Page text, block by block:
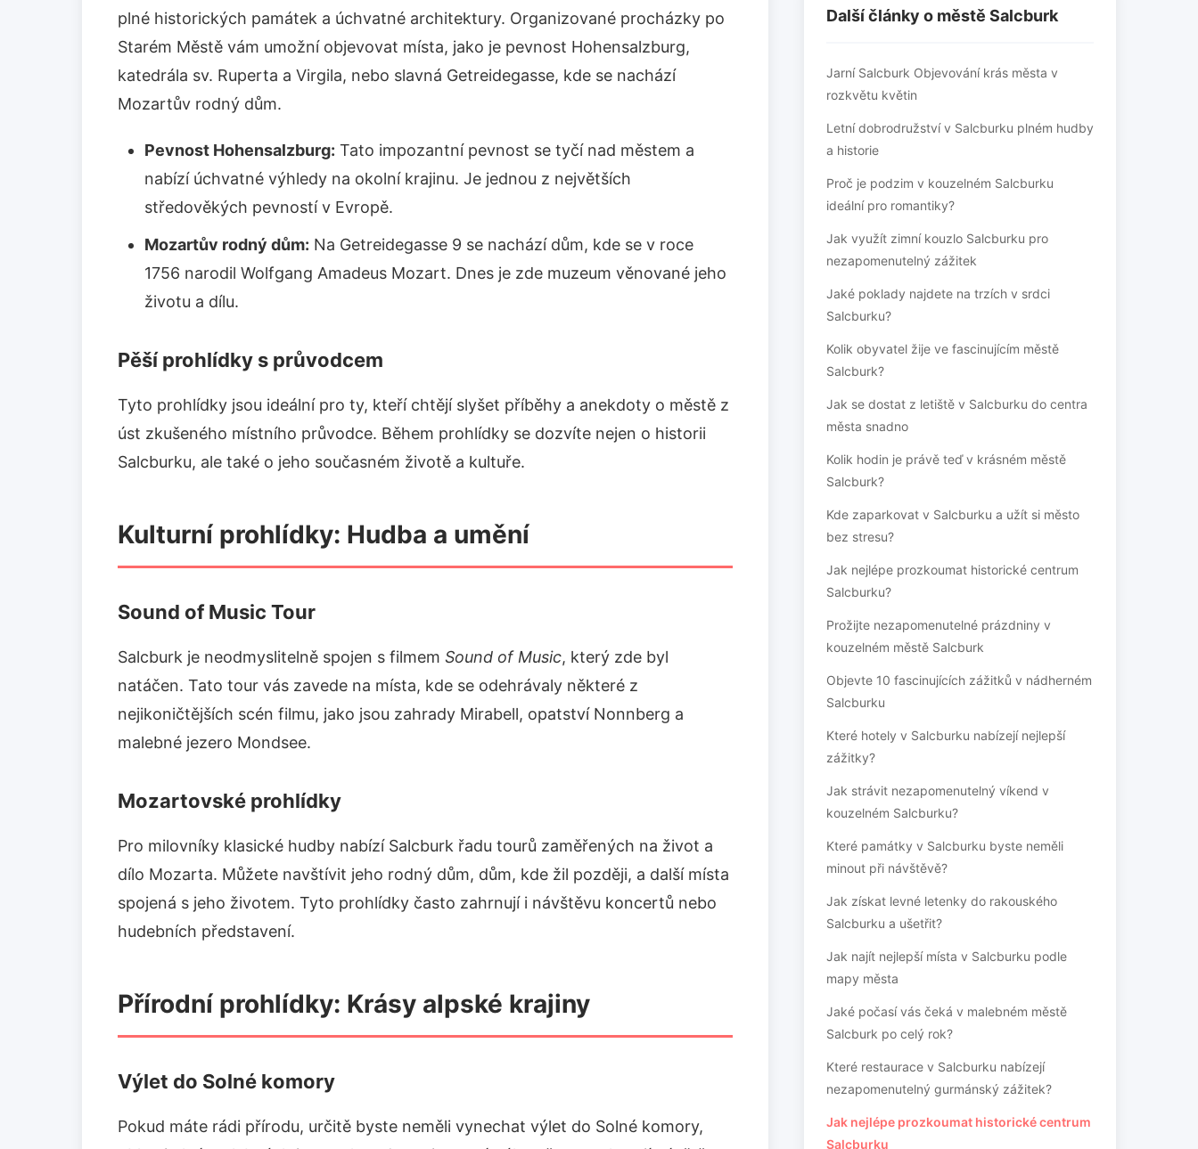
plné historických památek a úchvatné architektury. Organizované procházky po
Starém Městě vám umožní objevovat místa, jako je pevnost Hohensalzburg,
katedrála sv. Ruperta a Virgila, nebo slavná Getreidegasse, kde se nachází
Mozartův rodný dům.
Pevnost Hohensalzburg: Tato impozantní pevnost se tyčí nad městem a
nabízí úchvatné výhledy na okolní krajinu. Je jednou z největších
středověkých pevností v Evropě.
Mozartův rodný dům: Na Getreidegasse 9 se nachází dům, kde se v roce
1756 narodil Wolfgang Amadeus Mozart. Dnes je zde muzeum věnované jeho
životu a dílu.
Pěší prohlídky s průvodcem
Tyto prohlídky jsou ideální pro ty, kteří chtějí slyšet příběhy a anekdoty o městě z
úst zkušeného místního průvodce. Během prohlídky se dozvíte nejen o historii
Salcburku, ale také o jeho současném životě a kultuře.
Kulturní prohlídky: Hudba a umění
Sound of Music Tour
Salcburk je neodmyslitelně spojen s filmem Sound of Music, který zde byl
natáčen. Tato tour vás zavede na místa, kde se odehrávaly některé z
nejikoničtějších scén filmu, jako jsou zahrady Mirabell, opatství Nonnberg a
malebné jezero Mondsee.
Mozartovské prohlídky
Pro milovníky klasické hudby nabízí Salcburk řadu tourů zaměřených na život a
dílo Mozarta. Můžete navštívit jeho rodný dům, dům, kde žil později, a další místa
spojená s jeho životem. Tyto prohlídky často zahrnují i návštěvu koncertů nebo
hudebních představení.
Přírodní prohlídky: Krásy alpské krajiny
Výlet do Solné komory
Pokud máte rádi přírodu, určitě byste neměli vynechat výlet do Solné komory,
Další články o městě Salcburk
Jarní Salcburk Objevování krás města v
rozkvětu květin
Letní dobrodružství v Salcburku plném hudby
a historie
Proč je podzim v kouzelném Salcburku
ideální pro romantiky?
Jak využít zimní kouzlo Salcburku pro
nezapomenutelný zážitek
Jaké poklady najdete na trzích v srdci
Salcburku?
Kolik obyvatel žije ve fascinujícím městě
Salcburk?
Jak se dostat z letiště v Salcburku do centra
města snadno
Kolik hodin je právě teď v krásném městě
Salcburk?
Kde zaparkovat v Salcburku a užít si město
bez stresu?
Jak nejlépe prozkoumat historické centrum
Salcburku?
Prožijte nezapomenutelné prázdniny v
kouzelném městě Salcburk
Objevte 10 fascinujících zážitků v nádherném
Salcburku
Které hotely v Salcburku nabízejí nejlepší
zážitky?
Jak strávit nezapomenutelný víkend v
kouzelném Salcburku?
Které památky v Salcburku byste neměli
minout při návštěvě?
Jak získat levné letenky do rakouského
Salcburku a ušetřit?
Jak najít nejlepší místa v Salcburku podle
mapy města
Jaké počasí vás čeká v malebném městě
Salcburk po celý rok?
Které restaurace v Salcburku nabízejí
nezapomenutelný gurmánský zážitek?
Jak nejlépe prozkoumat historické centrum
Salcburku